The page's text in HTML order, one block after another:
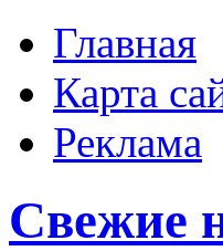
Главная
Карта
Реклама
Свежие